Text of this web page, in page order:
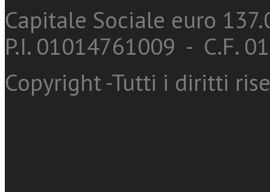
Capitale Sociale euro
P.I. 01014761009 - C.F.
Copyright -Tutti i diritti